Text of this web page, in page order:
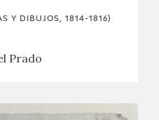
Y DIBUJOS, 1814-1816)
Prado